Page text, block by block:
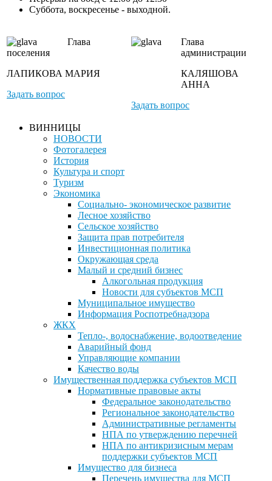
Суббота, воскресенье - выходной.
Глава
поселения
ЛАПИКОВА МАРИЯ
Задать вопрос
Глава
администрации
КАЛЯШОВА
АННА
Задать вопрос
ВИННИЦЫ
НОВОСТИ
Фотогалерея
История
Культура и спорт
Туризм
Экономика
Социально- экономическое развитие
Лесное хозяйство
Сельское хозяйство
Защита прав потребителя
Инвестиционная политика
Окружающая среда
Малый и средний бизнес
Алкогольная продукция
Новости для субъектов МСП
Муниципальное имущество
Информация Роспотребнадзора
ЖКХ
Тепло-, водоснабжение, водоотведение
Аварийный фонд
Управляющие компании
Качество воды
Имущественная поддержка субъектов МСП
Нормативные правовые акты
Федеральное законодательство
Региональное законодательство
Административные регламенты
НПА по утверждению перечней
НПА по антикризисным мерам
поддержки субъектов МСП
Имущество для бизнеса
Перечень имущества для МСП